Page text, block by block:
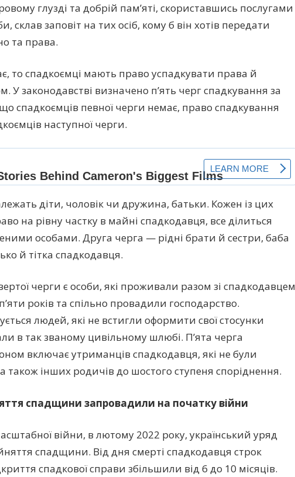
глузді та добрій памʼяті, скориставшись послугами
склав заповіт на тих осіб, кому б він хотів передати
та права.
то спадкоємці мають право успадкувати права й
У законодавстві визначено пʼять черг спадкування за
спадкоємців певної черги немає, право спадкування
наступної черги.
діти, чоловік чи дружина, батьки. Кожен із цих
на рівну частку в майні спадкодавця, все ділиться
особами. Друга черга — рідні брати й сестри, баба
й тітка спадкодавця.
черги є особи, які проживали разом зі спадкодавцем
років та спільно провадили господарство.
людей, які не встигли оформити свої стосунки
в так званому цивільному шлюбі. П’ята черга
включає утриманців спадкодавця, які не були
а також інших родичів до шостого ступеня споріднення.
спадщини запровадили на початку війни
війни, в лютому 2022 року, український уряд
спадщини. Від дня смерті спадкодавця строк
спадкової справи збільшили від 6 до 10 місяців.